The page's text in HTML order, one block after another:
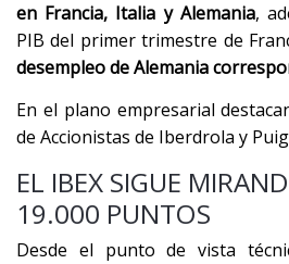
en Francia, Italia y Alemania,
PIB del primer trimestre de
desempleo de Alemania
En el plano empresarial
de Accionistas de Iberdrola y
EL IBEX SIGUE
19.000 PUNTOS
Desde el punto de vista